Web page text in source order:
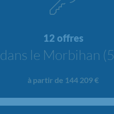
12 offres
dans le Morbihan
à partir de 144 209 €